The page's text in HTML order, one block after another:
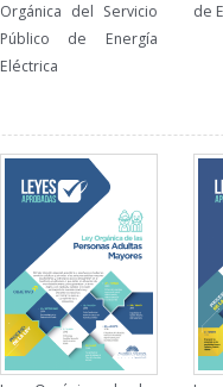
Orgánica del Servicio
Público de Energía
Eléctrica
de